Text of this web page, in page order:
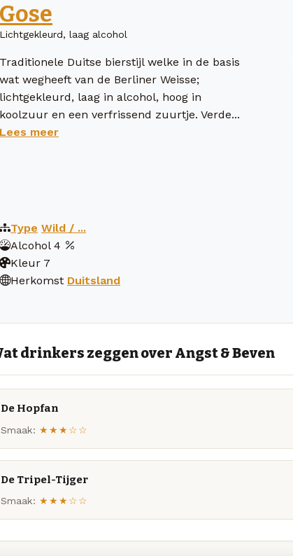
Gose
Lichtgekleurd, laag alcohol
Traditionele Duitse bierstijl welke in de basis
wat wegheeft van de Berliner Weisse;
lichtgekleurd, laag in alcohol, hoog in
koolzuur en een verfrissend zuurtje. Verde...
Lees meer
Type Wild / ...
Alcohol 4
Kleur 7
Herkomst Duitsland
drinkers zeggen over Angst & Beven
De Hopfan
Smaak: ★★★☆☆
De Tripel-Tijger
Smaak: ★★★☆☆